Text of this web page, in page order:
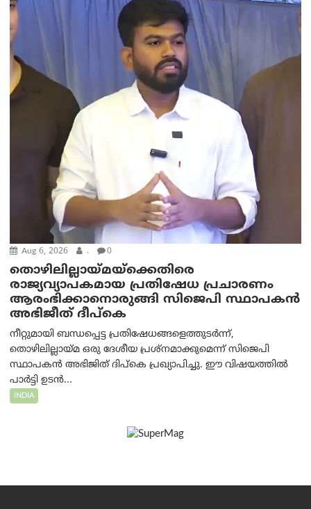
Aug 6, 2026 . 0
തൊഴിലില്ലായ്മയ്ക്കെതിരെ
രാജ്യവ്യാപകമായ പ്രതിഷേധ പ്രചാരണം
ആരംഭിക്കാനൊരുങ്ങി സിജെപി സ്ഥാപകന്‍
അഭിജീത് ദീപ്കെ
നീറ്റുമായി ബന്ധപ്പെട്ട പ്രതിഷേധങ്ങളെത്തുടർന്ന്,
തൊഴിലില്ലായ്മ ഒരു ദേശീയ പ്രശ്നമാക്കുമെന്ന് സിജെപി
സ്ഥാപകൻ അഭിജിത് ദിപ്കെ പ്രഖ്യാപിച്ചു. ഈ വിഷയത്തിൽ
പാർട്ടി ഉടൻ...
INDIA